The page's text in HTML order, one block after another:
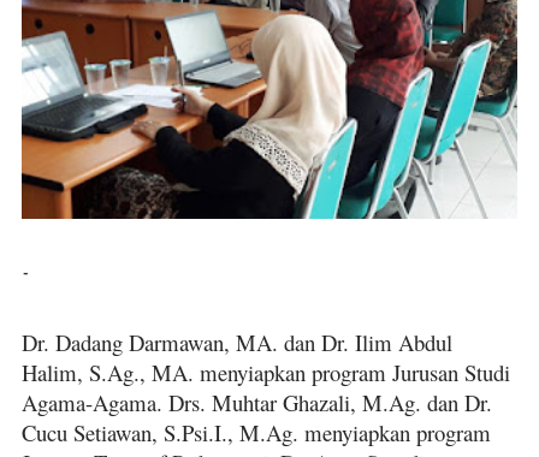
-
Dr. Dadang Darmawan, MA. dan Dr. Ilim Abdul
Halim, S.Ag., MA. menyiapkan program Jurusan Studi
Agama-Agama. Drs. Muhtar Ghazali, M.Ag. dan Dr.
Cucu Setiawan, S.Psi.I., M.Ag. menyiapkan program